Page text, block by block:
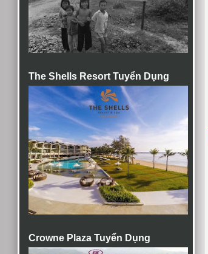
The Shells Resort Tuyển Dụng
Crowne Plaza Tuyển Dụng